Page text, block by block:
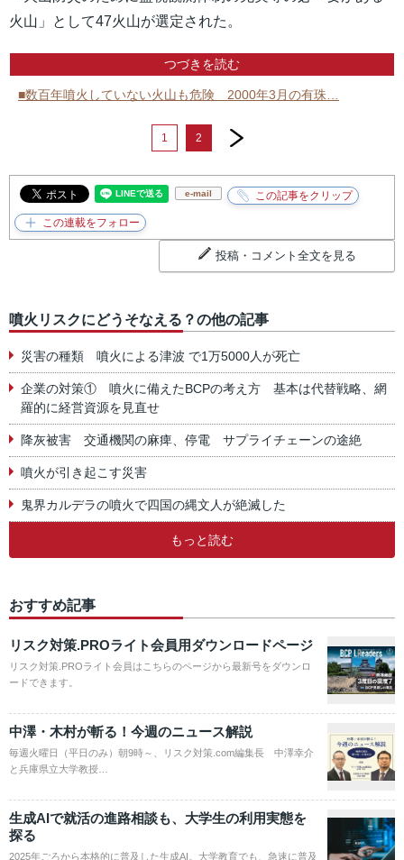
火山」として47火山が選定された。
つづきを読む
■数百年噴火していない火山も危険 2000年3月の有珠…
1 2
next
e-mail
投稿・コメント全文を見る
噴火リスクにどうそなえる？の他の記事
災害の種類 噴火による津波 で1万5000人が死亡
企業の対策① 噴火に備えたBCPの考え方 基本は代替戦略、網
羅的に経営資源を見直せ
降灰被害 交通機関の麻痺、停電 サプライチェーンの途絶
噴火が引き起こす災害
鬼界カルデラの噴火で四国の縄文人が絶滅した
もっと読む
おすすめ記事
リスク対策.PROライト会員用ダウンロードページ
リスク対策.PROライト会員はこちらのページから最新号をダウンロ
ードできます。
中澤・木村が斬る！今週のニュース解説
毎週火曜日（平日のみ）朝9時～、リスク対策.com編集長 中澤幸介
と兵庫県立大学教授…
生成AIで就活の進路相談も、大学生の利用実態を
探る
2025年ごろから本格的に普及した生成AI。大学教育でも、急速に普及